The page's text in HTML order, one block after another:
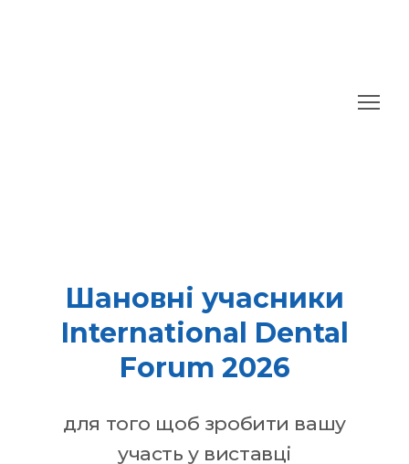
Шановні учасники
International Dental
Forum 2026
для того щоб зробити вашу
участь у виставці